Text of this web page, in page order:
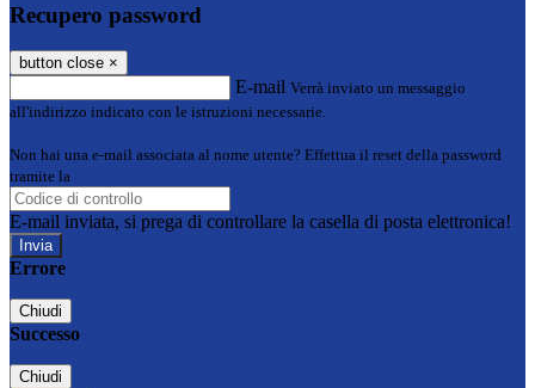
Recupero password
button close ×
E-mail Verrà inviato un messaggio
all'indirizzo indicato con le istruzioni necessarie.
Non hai una e-mail associata al nome utente? Effettua il reset della password
tramite la
E-mail inviata, si prega di controllare la casella di posta elettronica!
Errore
Chiudi
Successo
Chiudi